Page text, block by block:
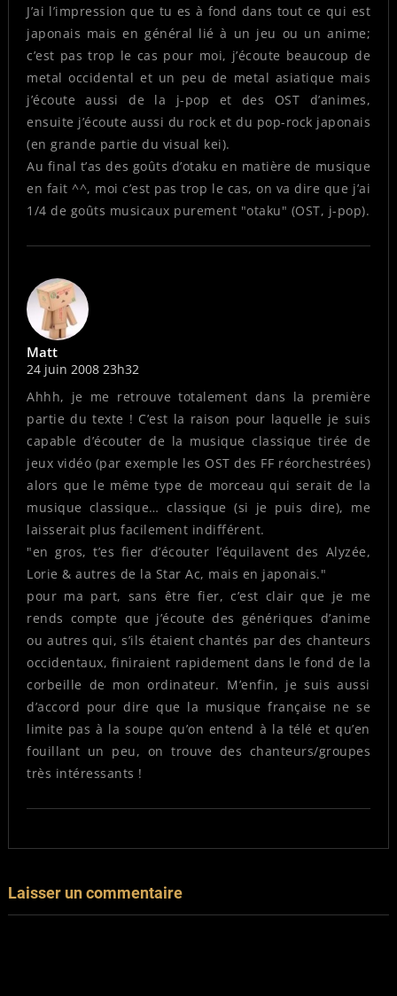
J’ai l’impression que tu es à fond dans tout ce qui est
japonais mais en général lié à un jeu ou un anime;
c’est pas trop le cas pour moi, j’écoute beaucoup de
metal occidental et un peu de metal asiatique mais
j’écoute aussi de la j-pop et des OST d’animes,
ensuite j’écoute aussi du rock et du pop-rock japonais
(en grande partie du visual kei).
Au final t’as des goûts d’otaku en matière de musique
en fait ^^, moi c’est pas trop le cas, on va dire que j’ai
1/4 de goûts musicaux purement "otaku" (OST, j-pop).
Matt
24 juin 2008 23h32
Ahhh, je me retrouve totalement dans la première
partie du texte ! C’est la raison pour laquelle je suis
capable d’écouter de la musique classique tirée de
jeux vidéo (par exemple les OST des FF réorchestrées)
alors que le même type de morceau qui serait de la
musique classique… classique (si je puis dire), me
laisserait plus facilement indifférent.
"en gros, t’es fier d’écouter l’équilavent des Alyzée,
Lorie & autres de la Star Ac, mais en japonais."
pour ma part, sans être fier, c’est clair que je me
rends compte que j’écoute des génériques d’anime
ou autres qui, s’ils étaient chantés par des chanteurs
occidentaux, finiraient rapidement dans le fond de la
corbeille de mon ordinateur. M’enfin, je suis aussi
d’accord pour dire que la musique française ne se
limite pas à la soupe qu’on entend à la télé et qu’en
fouillant un peu, on trouve des chanteurs/groupes
très intéressants !
Laisser un commentaire